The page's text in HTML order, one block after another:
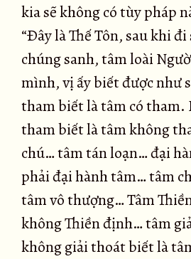
kia sẽ không có tùy pháp
“Ðây là Thế Tôn, sau khi
chúng sanh, tâm loài
mình, vị ấy biết được như
tham biết là tâm có tham.
tham biết là tâm không
chú… tâm tán loạn… đại
phải đại hành tâm… tâm
tâm vô thượng… Tâm
không Thiền định… tâm
không giải thoát biết là